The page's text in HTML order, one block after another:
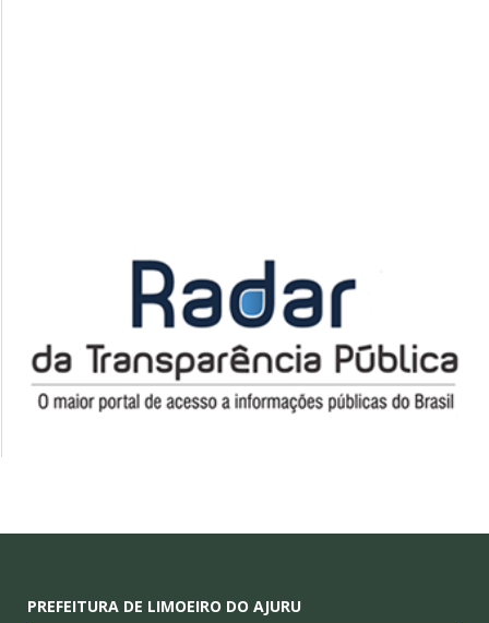
PREFEITURA DE LIMOEIRO DO AJURU